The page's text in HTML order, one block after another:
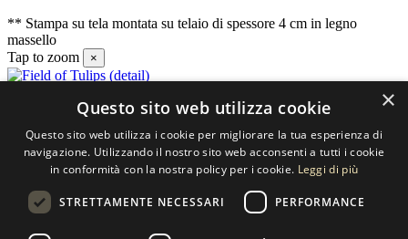
** Stampa su tela montata su telaio di spessore 4 cm in legno
massello
Tap to zoom
×
SELECTED ARTWORKS srl
Piazzale Cuoco, 4 - 20137 Milano
×
Questo sito web utilizza cookie
Questo sito web utilizza i cookie per migliorare la tua esperienza di
navigazione. Utilizzando il nostro sito web acconsenti a tutti i cookie
in conformità con la nostra policy per i cookie. Leggi di più
STRETTAMENTE NECESSARI PERFORMANCE